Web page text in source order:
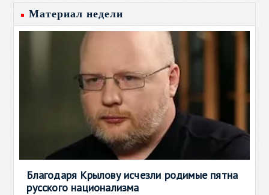
Материал недели
Благодаря Крылову исчезли родимые пятна
русского национализма